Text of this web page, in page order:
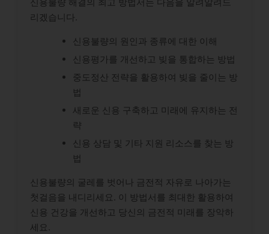
리겠습니다.
신용불량의 원인과 종류에 대한 이해
신용평가를 개선하고 빚을 통합하는 방법
중도정산 전략을 활용하여 빚을 줄이는 방
법
새로운 신용 구축하고 미래에 유지하는 전
략
신용 상담 및 기타 지원 리소스를 찾는 방
법
신용불량의 굴레를 벗어나 금전적 자유로 나아가는
첫걸음을 내디리세요. 이 방법서를 최대한 활용하여
신용 건강을 개선하고 당신의 금전적 미래를 장악하
세요.